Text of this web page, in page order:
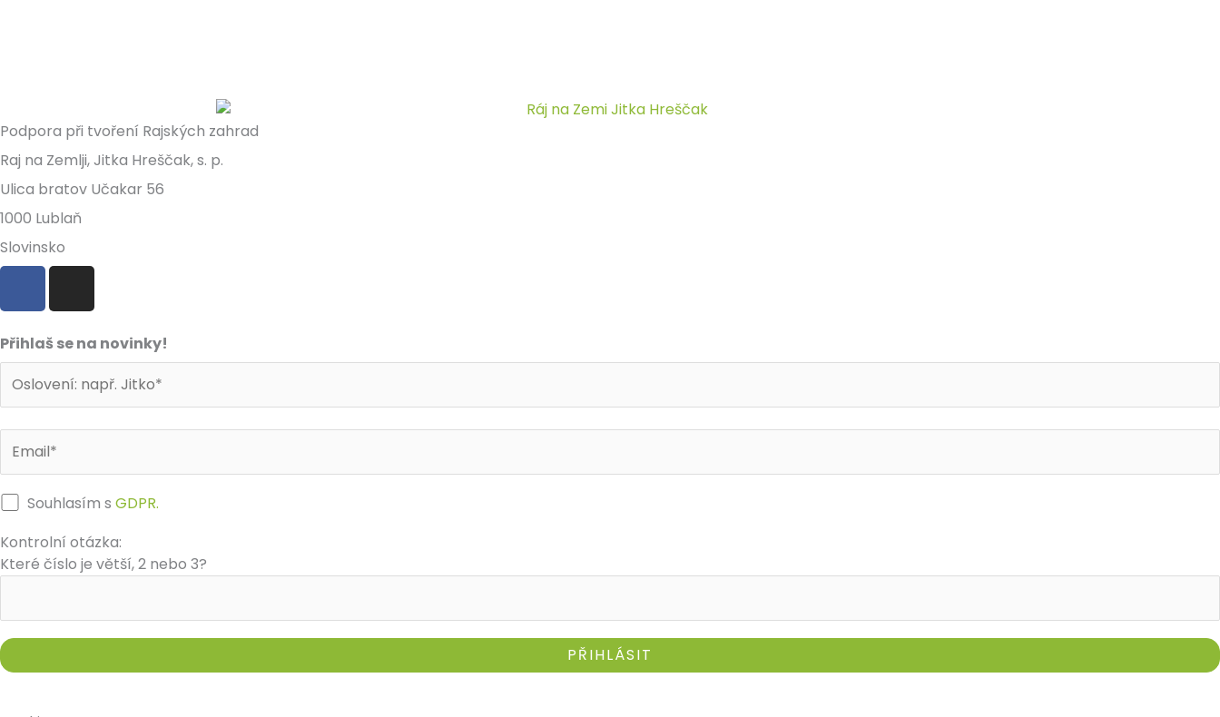
Podpora při tvoření Rajských zahrad
Raj na Zemlji, Jitka Hreščak, s. p.
Ulica bratov Učakar 56
1000 Lublaň
Slovinsko
F
c
e
b
o
o
k
I
s
t
a
g
r
a
Přihlaš se na novinky!
Souhlasím sGDPR.
Kontrolní otázka:
Které číslo je větší, 2 nebo 3?